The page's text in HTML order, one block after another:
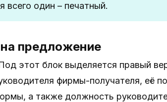
всего один – печатный.
предложение
этот блок выделяется правый
фирмы-получателя, её
а также должность